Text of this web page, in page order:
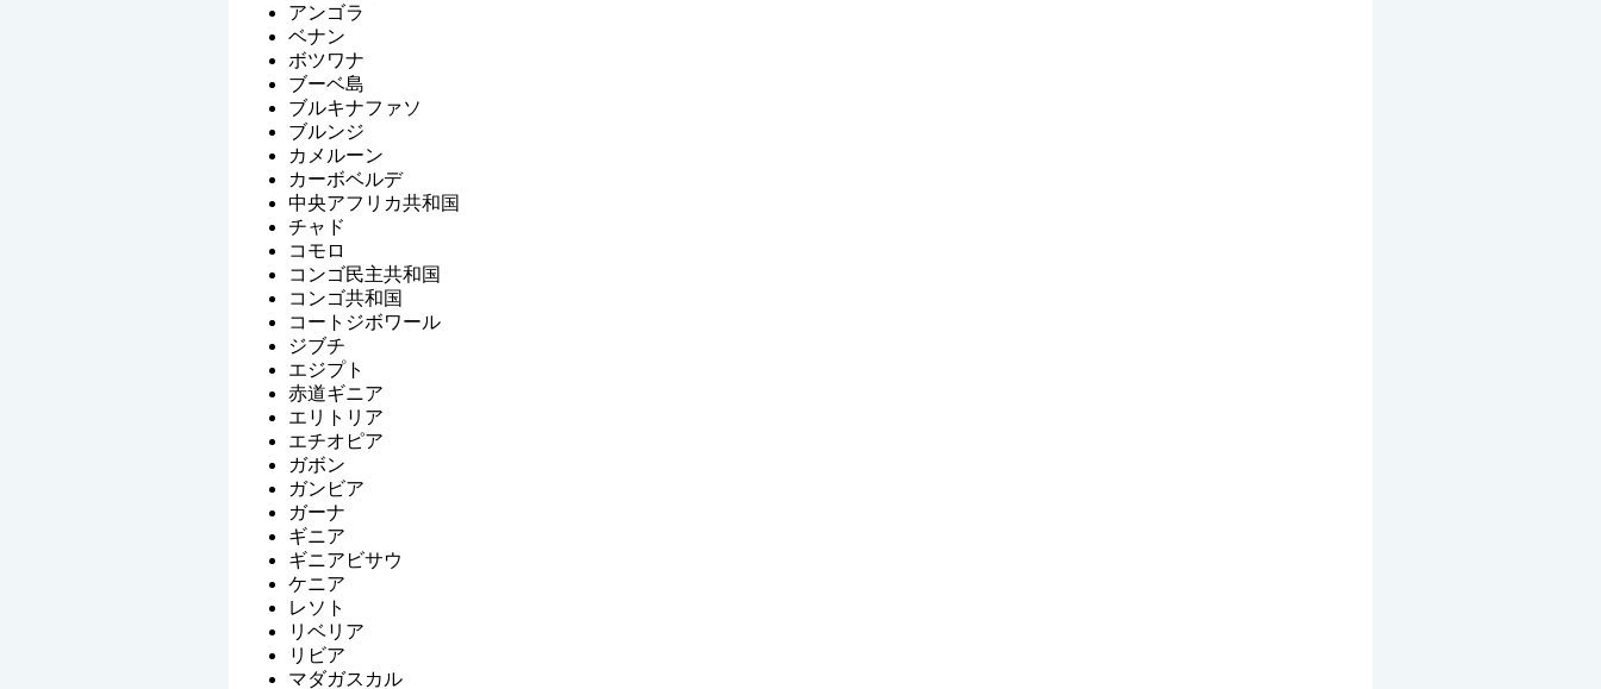
アンゴラ
ベナン
ボツワナ
ブーベ島
ブルキナファソ
ブルンジ
カメルーン
カーボベルデ
中央アフリカ共和国
チャド
コモロ
コンゴ民主共和国
コンゴ共和国
コートジボワール
ジブチ
エジプト
赤道ギニア
エリトリア
エチオピア
ガボン
ガンビア
ガーナ
ギニア
ギニアビサウ
ケニア
レソト
リベリア
リビア
マダガスカル